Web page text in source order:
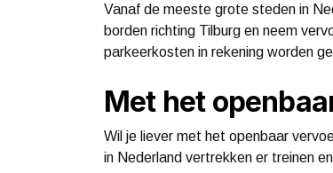
Vanaf de meeste grote steden in
borden richting Tilburg en neem
parkeerkosten in rekening worden
Met het
Wil je liever met het openbaar
in Nederland vertrekken er treinen